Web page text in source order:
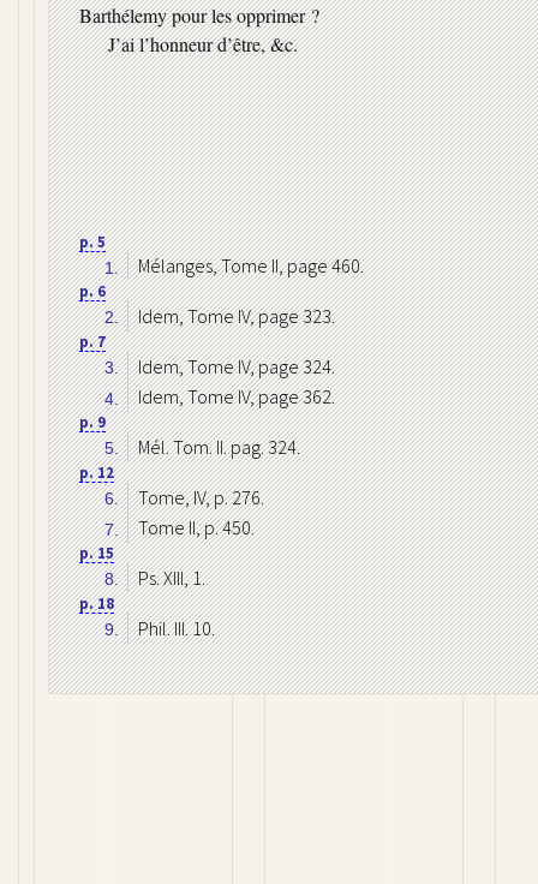
Barthélemy pour les opprimer ?
J’ai l’honneur d’être, &c.
p. 5
1. Mélanges, Tome II, page 460.
p. 6
2. Idem, Tome IV, page 323.
p. 7
3. Idem, Tome IV, page 324.
4. Idem, Tome IV, page 362.
p. 9
5. Mél. Tom. II. pag. 324.
p. 12
6. Tome, IV, p. 276.
7. Tome II, p. 450.
p. 15
8. Ps. XIII, 1.
p. 18
9. Phil. III. 10.